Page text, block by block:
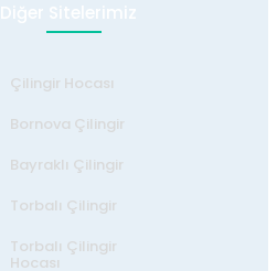
Diğer Sitelerimiz
Çilingir Hocası
Bornova Çilingir
Bayraklı Çilingir
Torbalı Çilingir
Torbalı Çilingir
Hocası